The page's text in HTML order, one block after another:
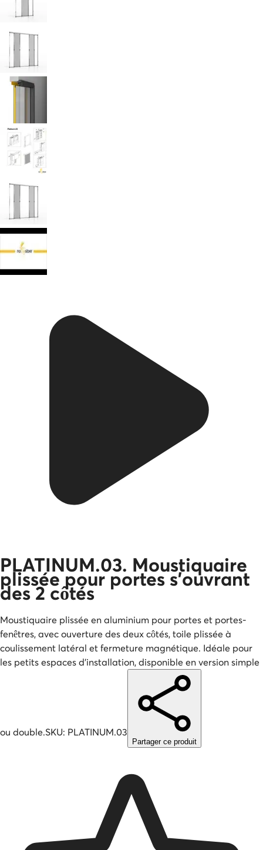
PLATINUM.03. Moustiquaire
plissée pour portes s'ouvrant
des 2 côtés
Moustiquaire plissée en aluminium pour portes et portes-
fenêtres, avec ouverture des deux côtés, toile plissée à
coulissement latéral et fermeture magnétique. Idéale pour
les petits espaces d'installation, disponible en version simple
ou double.SKU: PLATINUM.03
Partager ce produit